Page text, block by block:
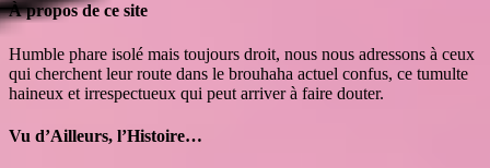
À propos de ce site
Humble phare isolé mais toujours droit, nous nous adressons à ceux
qui cherchent leur route dans le brouhaha actuel confus, ce tumulte
haineux et irrespectueux qui peut arriver à faire douter.
Vu d’Ailleurs, l’Histoire…